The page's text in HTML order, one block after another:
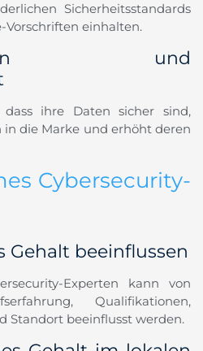
Sicherheitsstandards
einhalten.
und
ihre Daten sicher sind,
in die Marke und erhöht deren
Cybersecurity-
Gehalt beeinflussen
Experten kann von
Qualifikationen,
Standort beeinflusst werden.